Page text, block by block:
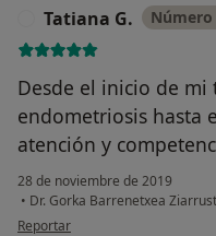
Tatiana G.
Desde el inicio de
endometriosis hasta
atención y
28 de noviembre de 2019
• Dr. Gorka Barrenetxea
en opinión del usuario Tatiana G.
Reportar